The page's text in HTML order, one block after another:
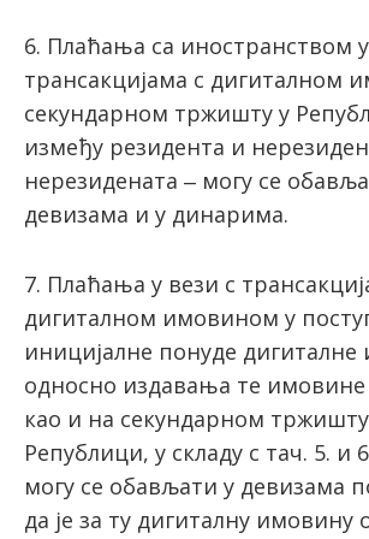
6. Плаћања са иностранством
трансакцијама с дигиталном
секундарном тржишту у
између резидента и
нерезидената ‒ могу се
девизама и у динарима.
7. Плаћања у вези с
дигиталном имовином у
иницијалне понуде
односно издавања те
као и на секундарном
Републици, у складу с тач. 5. и
могу се обављати у девизама
да је за ту дигиталну имовину